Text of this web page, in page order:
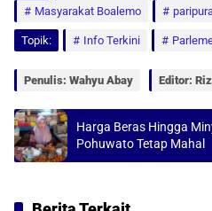
t
s
p
e
b
k
i
l
Masyarakat Boalemo
Topik: Info Terkini
Penulis: Wahyu Abay Editor:
Harga Beras Hingga
Pohuwato Tetap Mahal